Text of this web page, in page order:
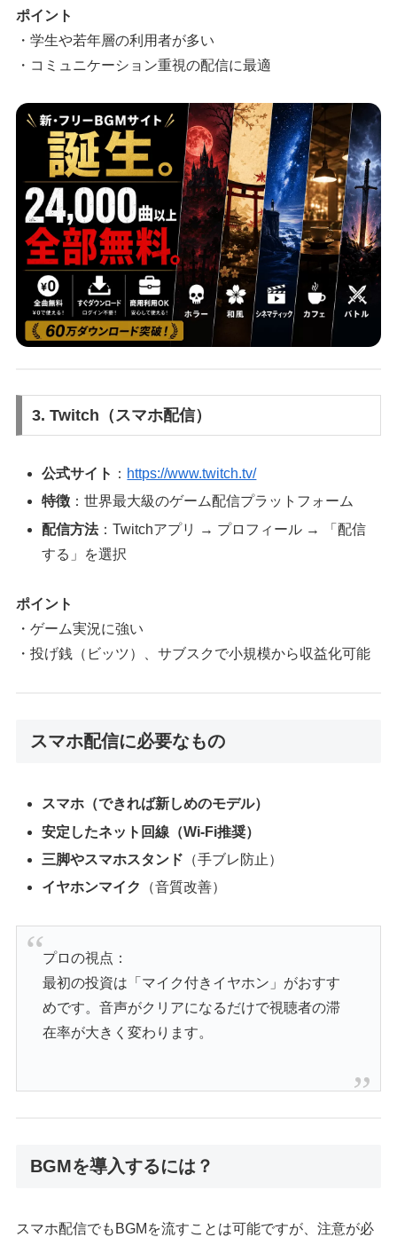
ポイント
・学生や若年層の利用者が多い
・コミュニケーション重視の配信に最適
3. Twitch（スマホ配信）
公式サイト ： https://www.twitch.tv/
特徴 ：世界最大級のゲーム配信プラットフォーム
配信方法：Twitchアプリ → プロフィール → 「配信
する」を選択
ポイント
・ゲーム実況に強い
・投げ銭（ビッツ）、サブスクで小規模から収益化可能
スマホ配信に必要なもの
スマホ（できれば新しめのモデル）
安定したネット回線（Wi-Fi推奨）
三脚やスマホスタンド （手ブレ防止）
イヤホンマイク
（音質改善）
プロの視点：
最初の投資は「マイク付きイヤホン」がおすす
めです。音声がクリアになるだけで視聴者の滞
在率が大きく変わります。
BGMを導入するには？
スマホ配信でもBGMを流すことは可能ですが、注意が必